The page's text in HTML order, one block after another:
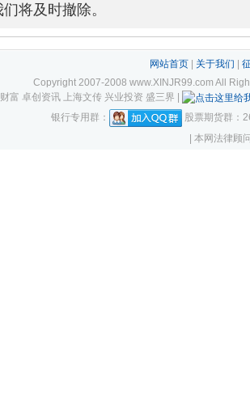
将及时撤除。
网站首页| 关于我们
Copyright 2007-2008 www.XINJR99.com All
富 卓创资讯 上海文传 兴业投资 盛三界 |
银行专用群：
股票期货群：
| 本网法律顾